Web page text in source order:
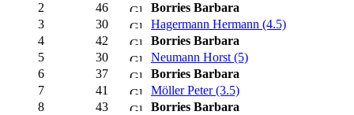
2
46
Borries Barbara
3
30
Hagermann Hermann (4.5)
4
42
Borries Barbara
5
30
Neumann Horst (5)
6
37
Borries Barbara
7
41
Möller Peter (3.5)
8
43
Borries Barbara